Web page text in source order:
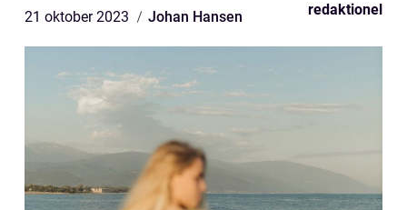
21 oktober 2023 Johan Hansen redaktionel